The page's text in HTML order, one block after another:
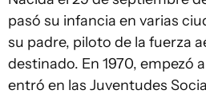
pasó su infancia en varias
su padre, piloto de la fuerza
destinado. En 1970, empezó
entró en las Juventudes